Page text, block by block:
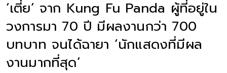
‘เตี่ย’ จาก Kung Fu Panda ผู้ที่อยู่ใน
วงการมา 70 ปี มีผลงานกว่า 700
บทบาท จนได้ฉายา ‘นักแสดงที่มีผล
งานมากที่สุด’